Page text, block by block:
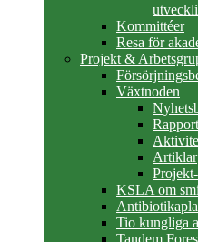
Kommittéer
Resa för
Projekt &
Växtnoden
Artiklar
KSLA om
Tio kungliga
Tandem